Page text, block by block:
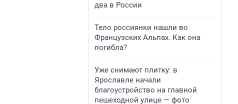
два в России
Тело россиянки нашли во
Французских Альпах. Как она
погибла?
Уже снимают плитку: в
Ярославле начали
благоустройство на главной
пешеходной улице — фото